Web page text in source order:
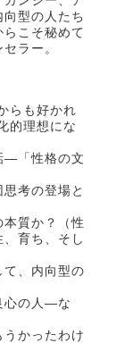
型の人たち
こそ秘めて
ラー。
らも好かれ
的理想にな
―「性格の文
考の登場と
質か？（性
育ち、そし
、内向型の
心の人―な
かったわけ